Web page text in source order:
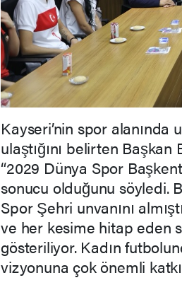
Kayseri’nin spor
ulaştığını belirten Başkan
“2029 Dünya Spor
sonucu olduğunu söyledi.
Spor Şehri unvanını
ve her kesime hitap eden
gösteriliyor. Kadın
vizyonuna çok önemli